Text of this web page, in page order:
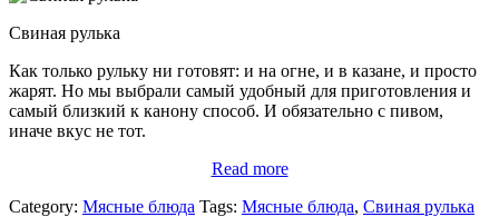
Свиная рулька
Как только рульку ни готовят: и на огне, и в казане, и просто
жарят. Но мы выбрали самый удобный для приготовления и
самый близкий к канону способ. И обязательно с пивом,
иначе вкус не тот.
Read more
Category: Мясные блюда Tags: Мясные блюда, Свиная рулька